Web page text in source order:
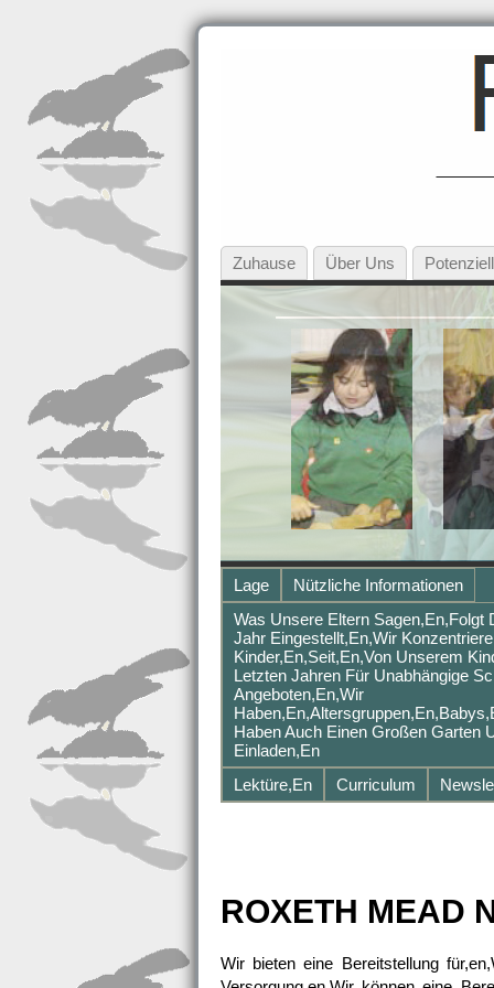
Zuhause Über Uns
Lage
Nützliche Informationen
Was Unsere Eltern Sagen,en,folgt
Jahr Eingestellt,en,Wir
Kinder,en,Seit,en,Von Unserem
Letzten Jahren Für Unabhängige
Angeboten,en,Wir
Haben Auch Einen Großen Garten
Einladen,en
Lektüre,en
Curriculum
ROXETH MEAD
Wir bieten eine Bereitstellung